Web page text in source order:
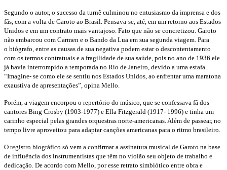
Segundo o autor, o sucesso da turnê culminou no entusiasmo da imprensa e dos
fãs, com a volta de Garoto ao Brasil. Pensava-se, até, em um retorno aos Estados
Unidos e em um contrato mais vantajoso. Fato que não se concretizou. Garoto
não embarcou com Carmen e o Bando da Lua em sua segunda viagem. Para
o biógrafo, entre as causas de sua negativa podem estar o descontentamento
com os termos contratuais e a fragilidade de sua saúde, pois no ano de 1936 ele
já havia interrompido a temporada no Rio de Janeiro, devido a uma estafa.
“Imagine- se como ele se sentiu nos Estados Unidos, ao enfrentar uma maratona
exaustiva de apresentações”, opina Mello.
Porém, a viagem encorpou o repertório do músico, que se confessava fã dos
cantores Bing Crosby (1903-1977) e Ella Fitzgerald (1917- 1996) e tinha um
carinho especial pelas grandes orquestras norte-americanas. Além de passear, no
tempo livre aproveitou para adaptar canções americanas para o ritmo brasileiro.
O registro biográfico só vem a confirmar a assinatura musical de Garoto na base
de influência dos instrumentistas que têm no violão seu objeto de trabalho e
dedicação. De acordo com Mello, por esse retrato simbiótico entre obra e